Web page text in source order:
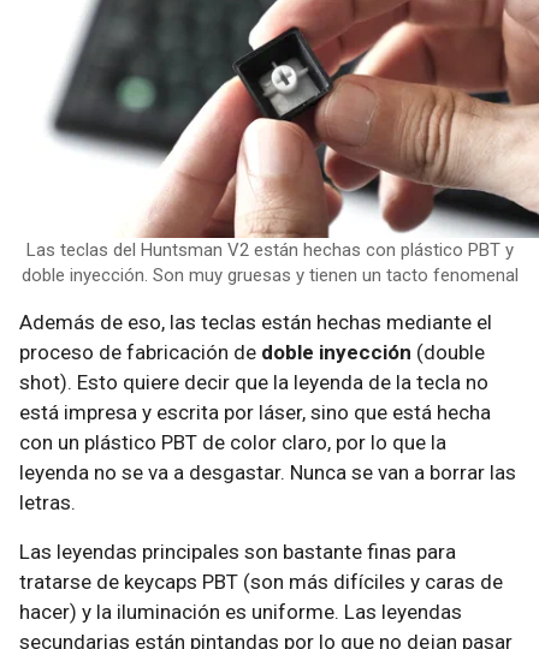
Las teclas del Huntsman V2 están hechas con plástico PBT y
doble inyección. Son muy gruesas y tienen un tacto fenomenal
Además de eso, las teclas están hechas mediante el
proceso de fabricación de doble inyección (double
shot). Esto quiere decir que la leyenda de la tecla no
está impresa y escrita por láser, sino que está hecha
con un plástico PBT de color claro, por lo que la
leyenda no se va a desgastar. Nunca se van a borrar las
letras.
Las leyendas principales son bastante finas para
tratarse de keycaps PBT (son más difíciles y caras de
hacer) y la iluminación es uniforme. Las leyendas
secundarias están pintandas por lo que no dejan pasar